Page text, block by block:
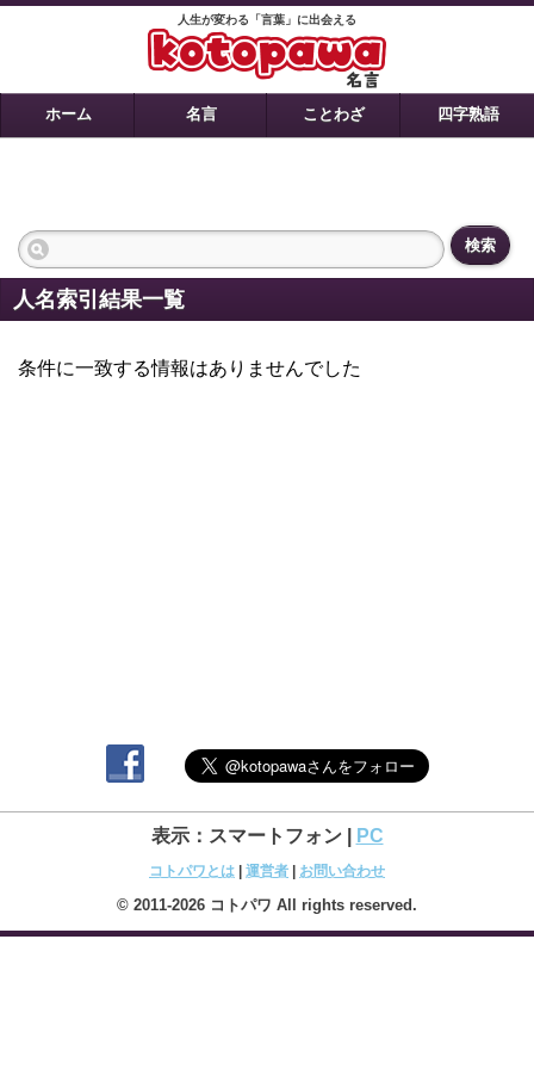
人生が変わる「言葉」に出会える
ホーム 名言 ことわざ 四字熟語
検索
人名索引結果一覧
条件に一致する情報はありませんでした
表示：スマートフォン | PC
コトパワとは 運営者 お問い合わせ
© 2011-2026 コトパワ All rights reserved.